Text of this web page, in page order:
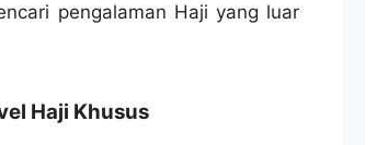
pengalaman Haji yang luar
Haji Khusus